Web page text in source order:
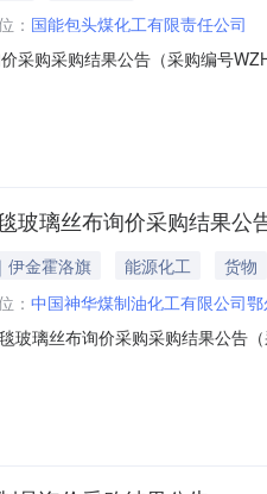
： 国能包头煤化工有限责任公司
采购采购结果公告（采购编号
团物资有限公司化工产品贸易中
玻璃丝布询价采购结果公
伊金霍洛旗 能源化工
货物
： 中国神华煤制油化工有限公司
玻璃丝布询价采购采购结果公告
购投诉。异议接收单位：国家能